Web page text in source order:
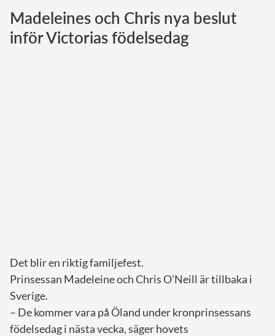
Norska kungahuset
Danska kungahuset
Madeleines och Chris nya beslut
inför Victorias födelsedag
Det blir en riktig familjefest.
Prinsessan Madeleine och Chris O’Neill är tillbaka i
Sverige.
– De kommer vara på Öland under kronprinsessans
födelsedag i nästa vecka, säger hovets